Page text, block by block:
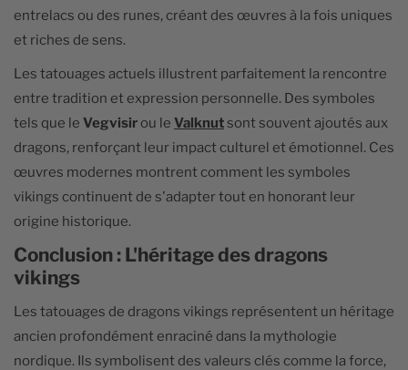
entrelacs ou des runes, créant des œuvres à la fois uniques
et riches de sens.
Les tatouages actuels illustrent parfaitement la rencontre
entre tradition et expression personnelle. Des symboles
tels que le Vegvisir ou le Valknutsont souvent ajoutés aux
dragons, renforçant leur impact culturel et émotionnel. Ces
œuvres modernes montrent comment les symboles
vikings continuent de s'adapter tout en honorant leur
origine historique.
Conclusion : L'héritage des dragons
vikings
Les tatouages de dragons vikings représentent un héritage
ancien profondément enraciné dans la mythologie
nordique. Ils symbolisent des valeurs clés comme la force,